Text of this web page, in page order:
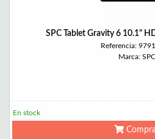
SPC Tablet Gravity 6 10.1"
Referencia:
Marca: SPC
En stock